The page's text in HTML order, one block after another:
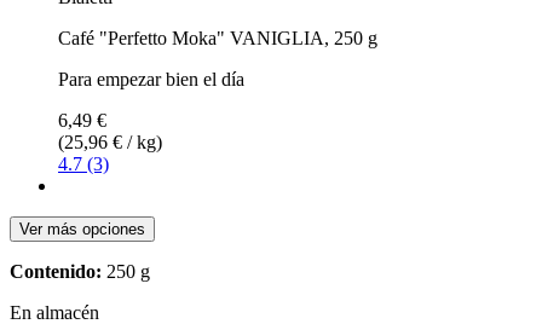
Café "Perfetto Moka" VANIGLIA, 250 g
Para empezar bien el día
6,49 €
(25,96 € / kg)
4.7 (3)
Ver más opciones
Contenido: 250 g
En almacén